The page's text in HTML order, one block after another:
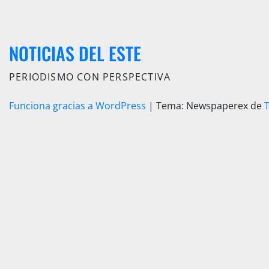
NOTICIAS DEL ESTE
PERIODISMO CON PERSPECTIVA
Funciona gracias a WordPress | Tema: Newspaperex de